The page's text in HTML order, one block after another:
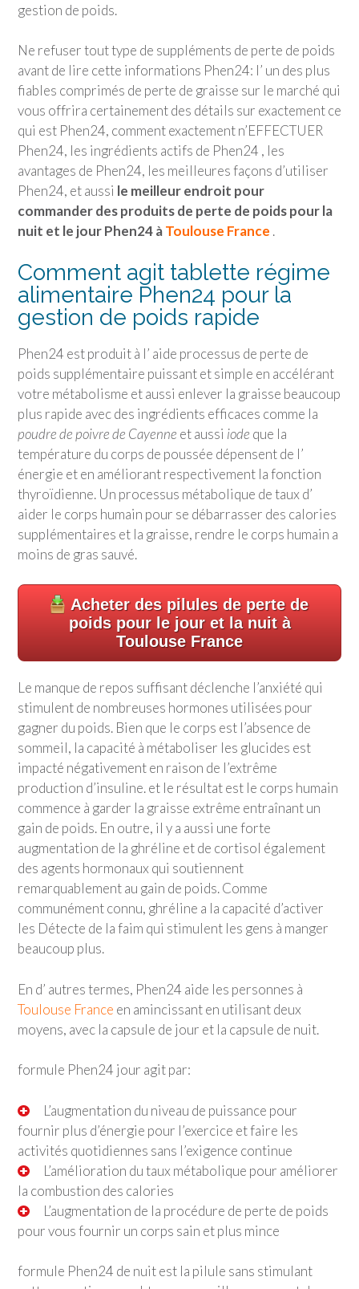
gestion de poids.
Ne refuser tout type de suppléments de perte de poids
avant de lire cette informations Phen24: l’ un des plus
fiables comprimés de perte de graisse sur le marché qui
vous offrira certainement des détails sur exactement ce
qui est Phen24, comment exactement n’EFFECTUER
Phen24, les ingrédients actifs de Phen24 , les
avantages de Phen24, les meilleures façons d’utiliser
Phen24, et aussi le meilleur endroit pour
commander des produits de perte de poids pour la
nuit et le jour Phen24 àToulouse France .
Comment agit tablette régime
alimentaire Phen24 pour la
gestion de poids rapide
Phen24 est produit à l’ aide processus de perte de
poids supplémentaire puissant et simple en accélérant
votre métabolisme et aussi enlever la graisse beaucoup
plus rapide avec des ingrédients efficaces comme la
poudre de poivre de Cayenne et aussi iode que la
température du corps de poussée dépensent de l’
énergie et en améliorant respectivement la fonction
thyroïdienne. Un processus métabolique de taux d’
aider le corps humain pour se débarrasser des calories
supplémentaires et la graisse, rendre le corps humain a
moins de gras sauvé.
Acheter des pilules de perte de
poids pour le jour et la nuit à
Toulouse France
Le manque de repos suffisant déclenche l’anxiété qui
stimulent de nombreuses hormones utilisées pour
gagner du poids. Bien que le corps est l’absence de
sommeil, la capacité à métaboliser les glucides est
impacté négativement en raison de l’extrême
production d’insuline. et le résultat est le corps humain
commence à garder la graisse extrême entraînant un
gain de poids. En outre, il y a aussi une forte
augmentation de la ghréline et de cortisol également
des agents hormonaux qui soutiennent
remarquablement au gain de poids. Comme
communément connu, ghréline a la capacité d’activer
les Détecte de la faim qui stimulent les gens à manger
beaucoup plus.
En d’ autres termes, Phen24 aide les personnes à
Toulouse France en amincissant en utilisant deux
moyens, avec la capsule de jour et la capsule de nuit.
formule Phen24 jour agit par:
L’augmentation du niveau de puissance pour
fournir plus d’énergie pour l’exercice et faire les
activités quotidiennes sans l’exigence continue
L’amélioration du taux métabolique pour améliorer
la combustion des calories
L’augmentation de la procédure de perte de poids
pour vous fournir un corps sain et plus mince
formule Phen24 de nuit est la pilule sans stimulant